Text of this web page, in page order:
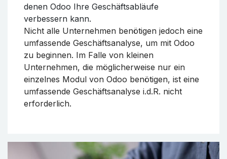
denen Odoo Ihre Geschäftsabläufe
verbessern kann.
Nicht alle Unternehmen benötigen jedoch eine
umfassende Geschäftsanalyse, um mit Odoo
zu beginnen. Im Falle von kleinen
Unternehmen, die möglicherweise nur ein
einzelnes Modul von Odoo benötigen, ist eine
umfassende Geschäftsanalyse i.d.R. nicht
erforderlich.